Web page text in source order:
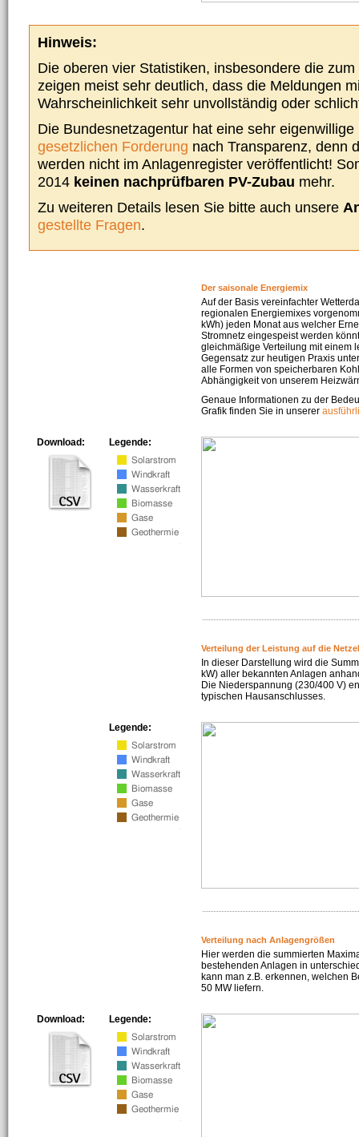
Hinweis:
Die oberen vier Statistiken, insbesondere die
zeigen meist sehr deutlich, dass die Meldungen
Wahrscheinlichkeit sehr unvollständig oder
Die Bundesnetzagentur hat eine sehr
gesetzlichen Forderung nach Transparenz, denn
werden nicht im Anlagenregister veröffentlicht!
2014 keinen nachprüfbaren PV-Zubau mehr.
Zu weiteren Details lesen Sie bitte auch unsere
gestellte Fragen.
Der saisonale Energiemix
Auf der Basis vereinfachter
regionalen Energiemixes
kWh) jeden Monat aus welcher
Stromnetz eingespeist werden
gleichmäßige Verteilung mit einem
Gegensatz zur heutigen Praxis
alle Formen von speicherbaren
Abhängigkeit von unserem
Genaue Informationen zu der
Grafik finden Sie in unserer
Legende:
Download:
Verteilung der Leistung auf die
In dieser Darstellung wird die
kW) aller bekannten Anlagen
Die Niederspannung (230/400 V)
typischen Hausanschlusses.
Legende:
Verteilung nach Anlagengrößen
Hier werden die summierten
bestehenden Anlagen in
kann man z.B. erkennen, welchen
50 MW liefern.
Legende:
Download: